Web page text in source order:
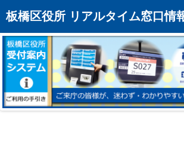
板橋区役所 リアルタイム窓口情
トップページへ
混雑予想カレンダー
リアルタイム混雑状況
リアルタイム受付番号状況
メール通知登録